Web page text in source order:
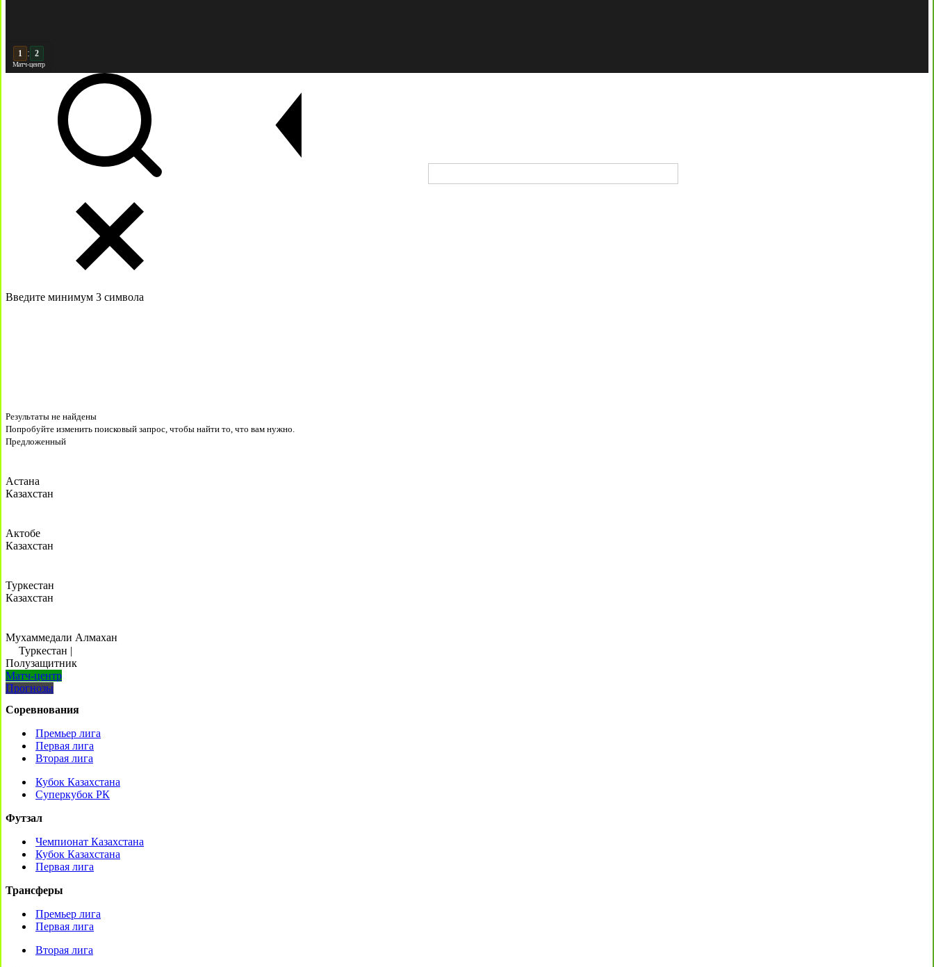
2 : 2
Матч-центр
Введите минимум 3 символа
Результаты не найдены
Попробуйте изменить поисковый запрос, чтобы найти то, что вам нужно.
Предложенный
Астана
Казахстан
Актобе
Казахстан
Туркестан
Казахстан
Мухаммедали Алмахан
Туркестан |
Полузащитник
Матч-центр
Прогнозы
Соревнования
Премьер лига
Первая лига
Вторая лига
Кубок Казахстана
Суперкубок РК
Футзал
Чемпионат Казахстана
Кубок Казахстана
Первая лига
Трансферы
Премьер лига
Первая лига
Вторая лига